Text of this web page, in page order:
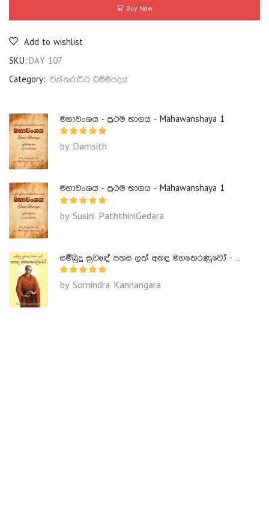
Buy Now
Add to wishlist
SKU: DAY 107
Category: විස්තරාර්ථ ධම්මපදය
මහාවංශය - ප්‍රථම භාගය - Mahawanshaya 1
by Damsith
මහාවංශය - ප්‍රථම භාගය - Mahawanshaya 1
by Susini PaththiniGedara
සම්බුදු සුවඳේ පහස ලත් අනඳ මහතෙරණුවෝ - Ananda Maha Theranuwo
by Somindra Kannangara